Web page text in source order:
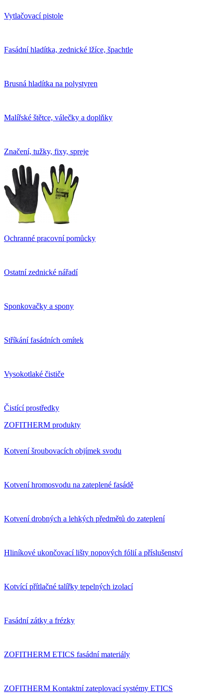
Vytlačovací pistole
Fasádní hladítka, zednické lžíce, špachtle
Brusná hladítka na polystyren
Malířské štětce, válečky a doplňky
Značení, tužky, fixy, spreje
Ochranné pracovní pomůcky
Ostatní zednické nářadí
Sponkovačky a spony
Stříkání fasádních omítek
Vysokotlaké čističe
Čistící prostředky
ZOFITHERM produkty
Kotvení šroubovacích objímek svodu
Kotvení hromosvodu na zateplené fasádě
Kotvení drobných a lehkých předmětů do zateplení
Hliníkové ukončovací lišty nopových fólií a příslušenství
Kotvící přítlačné talířky tepelných izolací
Fasádní zátky a frézky
ZOFITHERM ETICS fasádní materiály
ZOFITHERM Kontaktní zateplovací systémy ETICS